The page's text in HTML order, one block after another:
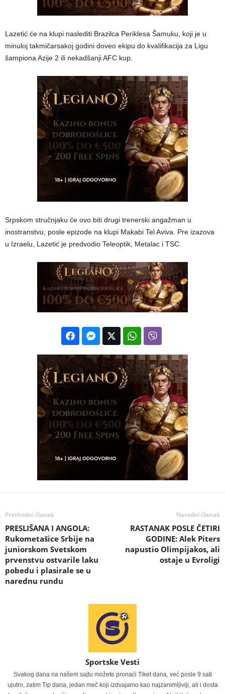
Lazetić će na klupi naslediti Brazilca Periklesa Šamuku, koji je u
minuloj takmičarsakoj godini doveo ekipu do kvalifikacija za Ligu
šampiona Azije 2 ili nekadšanji AFC kup.
Srpskom stručnjaku će ovo biti drugi trenerski angažman u
inostranstvu, posle epizode na klupi Makabi Tel Aviva. Pre izazova
u Izraelu, Lazetić je predvodio Teleoptik, Metalac i TSC.
Prethodni članak
PRESLIŠANA I ANGOLA:
Rukometašice Srbije na
juniorskom Svetskom
prvenstvu ostvarile laku
pobedu i plasirale se u
narednu rundu
Naredni članak
RASTANAK POSLE ČETIRI
GODINE: Alek Piters
napustio Olimpijakos, ali
ostaje u Evroligi
Sportske Vesti
Svakog dana na našem sajtu možete pronaći Tiket dana, već posle 9 sati
ujutro, zatim Tip dana, jedan meč koji izdvajamo kao najzanimljiviji, ali i dosta